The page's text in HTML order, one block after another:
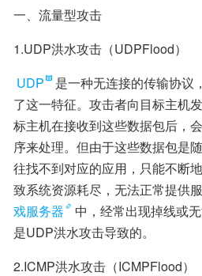
一、流量型攻击
1.UDP洪水攻击（UDPFlood）
UDP
是一种无连接的传输协议
了这一特征。攻击者向目标主机
标主机在接收到这些数据包后，
序来处理。但由于这些数据包是
往找不到对应的应用，只能不断
致系统资源耗尽，无法正常提供
戏服务器
中，经常出现掉线或
是UDP洪水攻击导致的。
2.ICMP洪水攻击（ICMPFlood）